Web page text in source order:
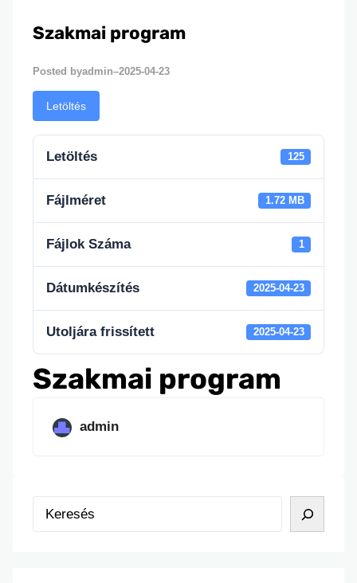
Szakmai program
Posted byadmin–2025-04-23
Letöltés
Letöltés 125
Fájlméret 1.72 MB
Fájlok Száma 1
Dátumkészítés 2025-04-23
Utoljára frissített 2025-04-23
Szakmai program
admin